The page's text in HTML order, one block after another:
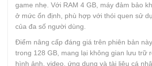
game nhẹ. Với RAM 4 GB, máy đảm bảo
ở mức ổn định, phù hợp với thói quen sử
của đa số người dùng.
Điểm nâng cấp đáng giá trên phiên bản
trong 128 GB, mang lại không gian lưu trữ
hình ảnh, video, ứng dụng và tài liệu cá